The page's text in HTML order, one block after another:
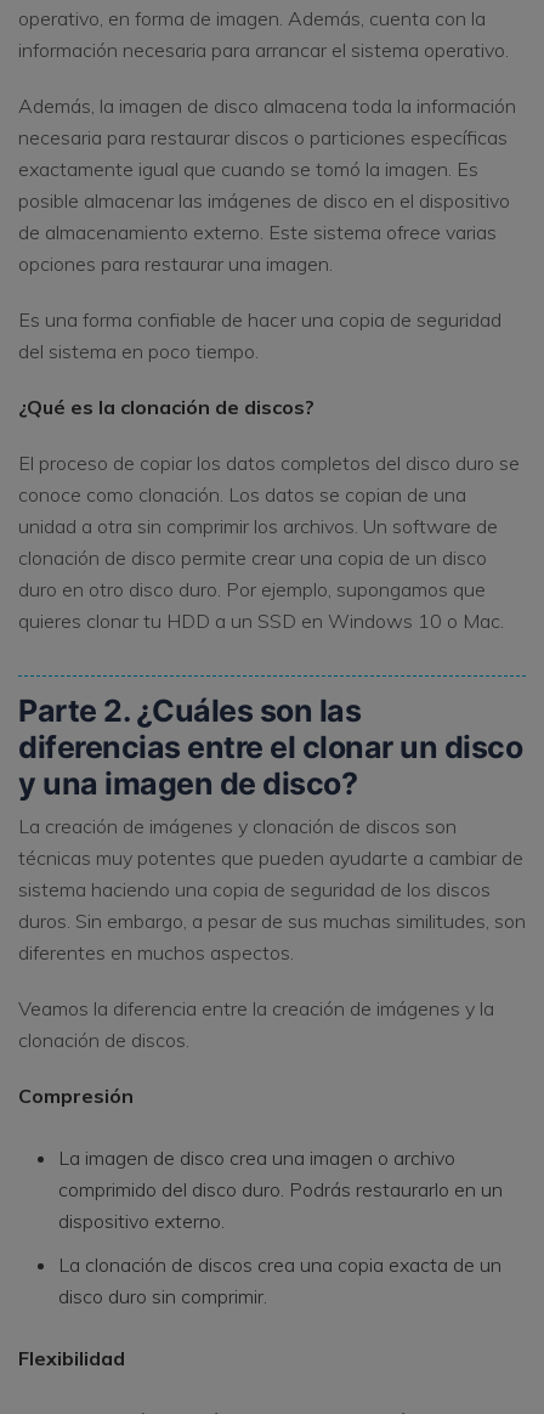
operativo, en forma de imagen. Además, cuenta con la
información necesaria para arrancar el sistema operativo.
Además, la imagen de disco almacena toda la información
necesaria para restaurar discos o particiones específicas
exactamente igual que cuando se tomó la imagen. Es
posible almacenar las imágenes de disco en el dispositivo
de almacenamiento externo. Este sistema ofrece varias
opciones para restaurar una imagen.
Es una forma confiable de hacer una copia de seguridad
del sistema en poco tiempo.
¿Qué es la clonación de discos?
El proceso de copiar los datos completos del disco duro se
conoce como clonación. Los datos se copian de una
unidad a otra sin comprimir los archivos. Un software de
clonación de disco permite crear una copia de un disco
duro en otro disco duro. Por ejemplo, supongamos que
quieres clonar tu HDD a un SSD en Windows 10 o Mac.
Parte 2. ¿Cuáles son las
diferencias entre el clonar un disco
y una imagen de disco?
La creación de imágenes y clonación de discos son
técnicas muy potentes que pueden ayudarte a cambiar de
sistema haciendo una copia de seguridad de los discos
duros. Sin embargo, a pesar de sus muchas similitudes, son
diferentes en muchos aspectos.
Veamos la diferencia entre la creación de imágenes y la
clonación de discos.
Compresión
La imagen de disco crea una imagen o archivo
comprimido del disco duro. Podrás restaurarlo en un
dispositivo externo.
La clonación de discos crea una copia exacta de un
disco duro sin comprimir.
Flexibilidad